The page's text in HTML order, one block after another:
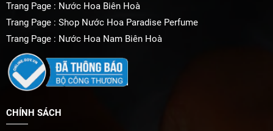
Trang Page : Nước Hoa Biên Hoà
Trang Page : Shop Nước Hoa Paradise Perfume
Trang Page : Nước Hoa Nam Biên Hoà
CHÍNH SÁCH